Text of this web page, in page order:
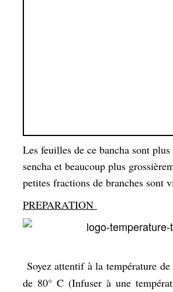
Les feuilles de ce bancha sont
sencha et beaucoup plus
petites fractions de branches sont
PREPARATION
Soyez attentif à la température
de 80° C (Infuser à une